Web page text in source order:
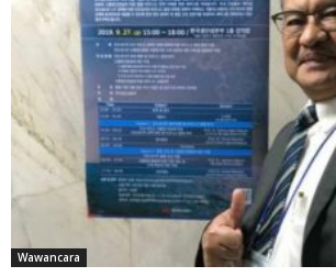
Wawancara